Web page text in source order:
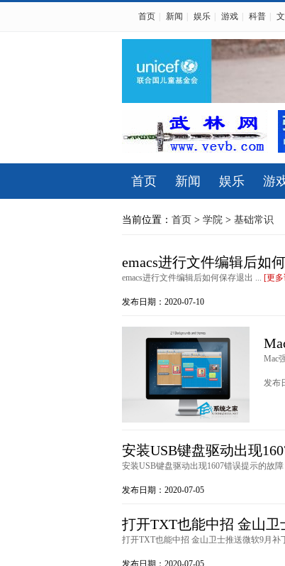
首页 新闻 娱乐 游戏 科普
首页 新闻 娱乐 游
当前位置： 首页 > 学院 > 基础常识
emacs进行文件编辑后如
emacs进行文件编辑后如何保存退出 ... [更
发布日期：2020-07-10
Mac
发布
安装USB键盘驱动出现
安装USB键盘驱动出现1607错误提示的故障
发布日期：2020-07-05
打开TXT也能中招 金山
打开TXT也能中招 金山卫士推送微软9月补
发布日期：2020-07-05